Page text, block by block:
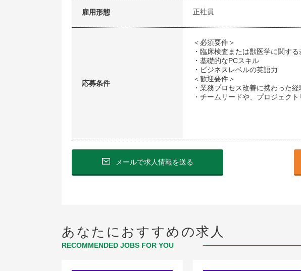
雇用形態 正社員
応募条件
＜必須要件＞
・臨床検査または獣医学に関す
・基礎的なPCスキル
・ビジネスレベルの英語力
＜歓迎要件＞
・業務プロセス改善に携わった
・チームリードや、プロジェク
メールで求人情報を送る
あなたにおすすめの求人
RECOMMENDED JOBS FOR YOU